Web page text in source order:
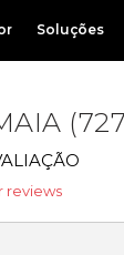
Soluções
reviews